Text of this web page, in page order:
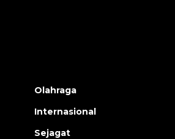
Olahraga
Internasional
Sejagat